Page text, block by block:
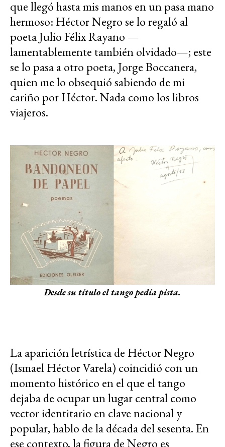
que llegó hasta mis manos en un pasa mano
hermoso: Héctor Negro se lo regaló al
poeta Julio Félix Rayano —
lamentablemente también olvidado—; este
se lo pasa a otro poeta, Jorge Boccanera,
quien me lo obsequió sabiendo de mi
cariño por Héctor. Nada como los libros
viajeros.
Desde su título el tango pedía pista.
La aparición letrística de Héctor Negro
(Ismael Héctor Varela) coincidió con un
momento histórico en el que el tango
dejaba de ocupar un lugar central como
vector identitario en clave nacional y
popular, hablo de la década del sesenta. En
ese contexto, la figura de Negro es